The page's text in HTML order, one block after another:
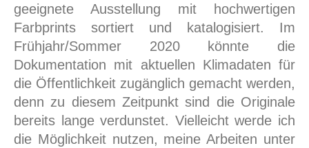
geeignete Ausstellung mit hochwertigen
Farbprints sortiert und katalogisiert. Im
Frühjahr/Sommer 2020 könnte die
Dokumentation mit aktuellen Klimadaten für
die Öffentlichkeit zugänglich gemacht werden,
denn zu diesem Zeitpunkt sind die Originale
bereits lange verdunstet. Vielleicht werde ich
die Möglichkeit nutzen, meine Arbeiten unter